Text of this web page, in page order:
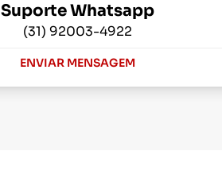
Suporte Whatsapp
(31) 92003-4922
ENVIAR MENSAGEM